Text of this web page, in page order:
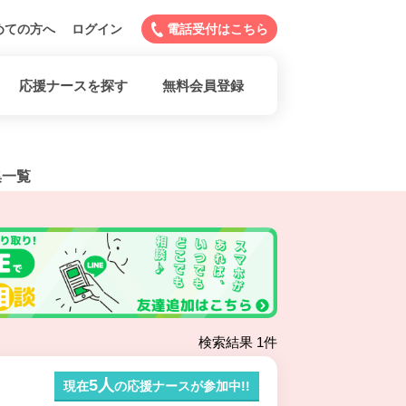
ての方へ ログイン 電話受付はこちら
応援ナースを探す 無料会員登録
覧
検索結果 1件
現在5人の応援ナースが参加中!!